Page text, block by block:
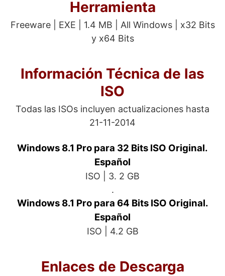
Herramienta
Freeware | EXE | 1.4 MB | All Windows | x32 Bits
y x64 Bits
Información Técnica de las
ISO
Todas las ISOs incluyen actualizaciones hasta
21-11-2014
Windows 8.1 Pro para 32 Bits ISO Original.
Español
ISO | 3. 2 GB
.
Windows 8.1 Pro para 64 Bits ISO Original.
Español
ISO | 4.2 GB
Enlaces de Descarga